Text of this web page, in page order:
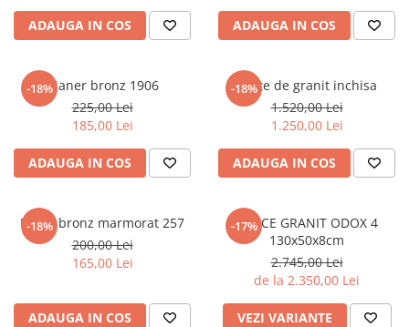
ADAUGA IN COS ADAUGA IN COS
-18%Maner bronz 1906
225,00 Lei
185,00 Lei
ADAUGA IN COS
-18%
Carte de granit inchisa
1.520,00 Lei
1.250,00 Lei
ADAUGA IN COS
-18%
Rama bronz marmorat 257
200,00 Lei
165,00 Lei
ADAUGA IN COS
-17%
CRUCE GRANIT ODOX 4
130x50x8cm
2.745,00 Lei
de la 2.350,00 Lei
VEZI VARIANTE